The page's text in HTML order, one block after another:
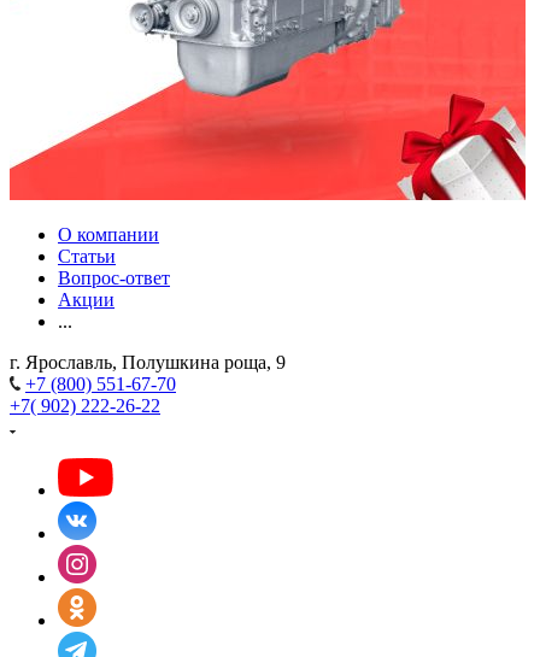
О компании
Статьи
Вопрос-ответ
Акции
...
г. Ярославль, Полушкина роща, 9
+7 (800) 551-67-70
+7( 902) 222-26-22